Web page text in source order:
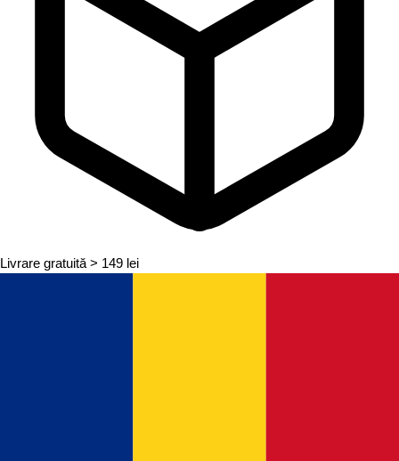
Livrare gratuită > 149 lei